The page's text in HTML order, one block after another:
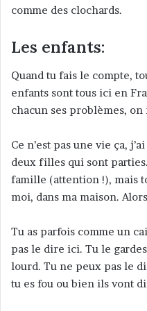
comme des clochards.
Les enfants:
Quand tu fais le compte,
enfants sont tous ici en
chacun ses problèmes,
Ce n’est pas une vie ça,
deux filles qui sont
famille (attention !), mais
moi, dans ma maison.
Tu as parfois comme un
pas le dire ici. Tu le
lourd. Tu ne peux pas le
tu es fou ou bien ils vont